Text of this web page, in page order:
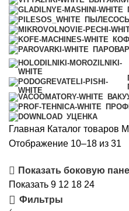
ПЫЛЕСОСЫ
УЦЕНКА
Главная Каталог товаров
Отображение 10–18 из 31
Показать боковую
Показать 9 12 18 24
Фильтры